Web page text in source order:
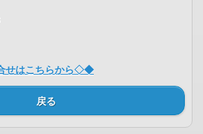
せはこちらから◇◆
戻る